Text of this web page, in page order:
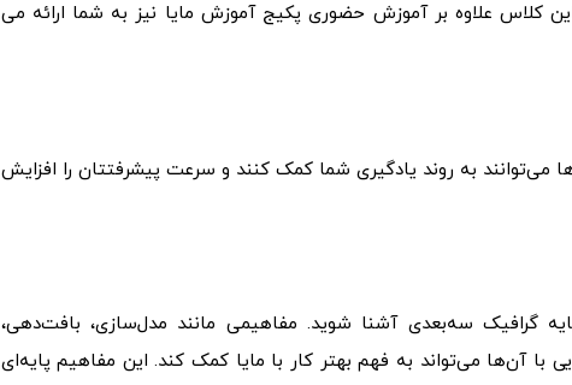
کلاس علاوه بر آموزش حضوری پکیج آموزش مایا نیز به شما ارائه می
می‌توانند به روند یادگیری شما کمک کنند و سرعت پیشرفتتان را افزایش
گرافیک سه‌بعدی آشنا شوید. مفاهیمی مانند مدل‌سازی، بافت‌دهی،
با آن‌ها می‌تواند به فهم بهتر کار با مایا کمک کند. این مفاهیم پایه‌ای